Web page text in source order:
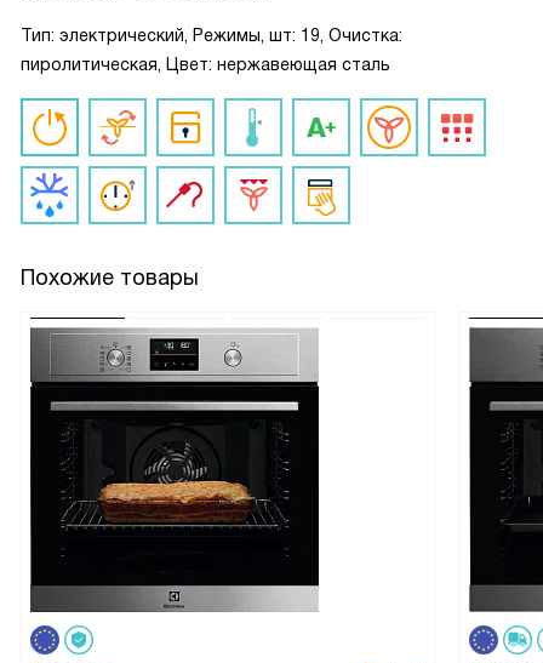
Тип: электрический, Режимы, шт: 19, Очистка:
пиролитическая, Цвет: нержавеющая сталь
Похожие товары